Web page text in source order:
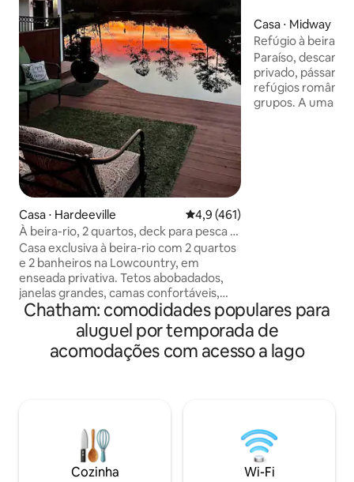
Casa ⋅ Hardeeville 4,9 de uma avaliação média de
4,9 (461)
À beira-rio, 2 quartos, deck para pesca e
caiaque, a 15 minutos de Savannah
Casa exclusiva à beira-rio com 2 quartos
e 2 banheiros na Lowcountry, em
enseada privativa. Tetos abobadados,
janelas grandes, camas confortáveis,
cozinha completa. 6 decks para tomar
sol, fazer churrasco, jantar, pescar no
cais – vista para a floresta e para as
águas calmas, rodovia visível à direita
tranquilidade. 12 min até Savannah, 45
min até Tybee, 15 min até Bluffton, 30
min até Hilton Head. Sem taxa de
limpeza. Purificadores de ar. Seu retiro
Casa ⋅ Midway
Refúgio à beira
do sol, cercado,
Paraíso,
privado,
refúgios
grupos. A uma curta distância de 35
Chatham: comodidades populares para
aluguel por temporada de
acomodações com acesso a lago
Cozinha Wi-Fi